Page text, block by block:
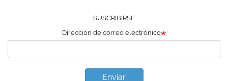
SUSCRIBIRSE
Dirección de correo electrónico
Enviar